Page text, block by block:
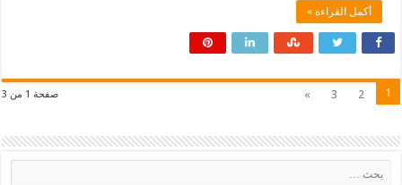
أكمل القراءة »
صفحة 1 من 3 1
2
3
»